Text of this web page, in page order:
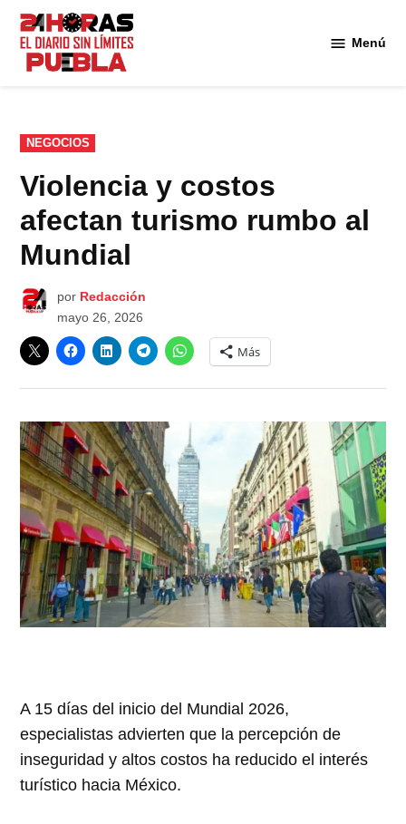
Saltar
contenido
Menú
PUBLICADO
EN
NEGOCIOS
Violencia y costos
afectan turismo rumbo al
Mundial
por Redacción
mayo 26, 2026
Más
A 15 días del inicio del Mundial 2026,
especialistas advierten que la percepción de
inseguridad y altos costos ha reducido el interés
turístico hacia México.